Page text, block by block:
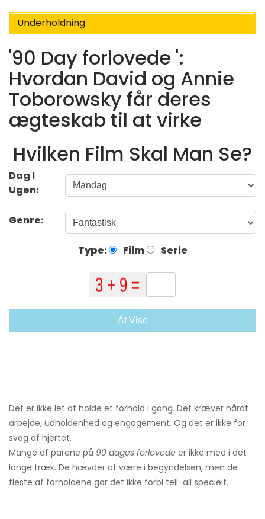
Underholdning
'90 Day forlovede ':
Hvordan David og Annie
Toborowsky får deres
ægteskab til at virke
Hvilken Film Skal Man Se?
Dag I
Ugen:
Genre:
Type: Film Serie
At Vise
Det er ikke let at holde et forhold i gang. Det kræver hårdt
arbejde, udholdenhed og engagement. Og det er ikke for
svag af hjertet.
Mange af parene på 90 dages forlovede er ikke med i det
lange træk. De hævder at være i begyndelsen, men de
fleste af forholdene gør det ikke forbi tell-all specielt.